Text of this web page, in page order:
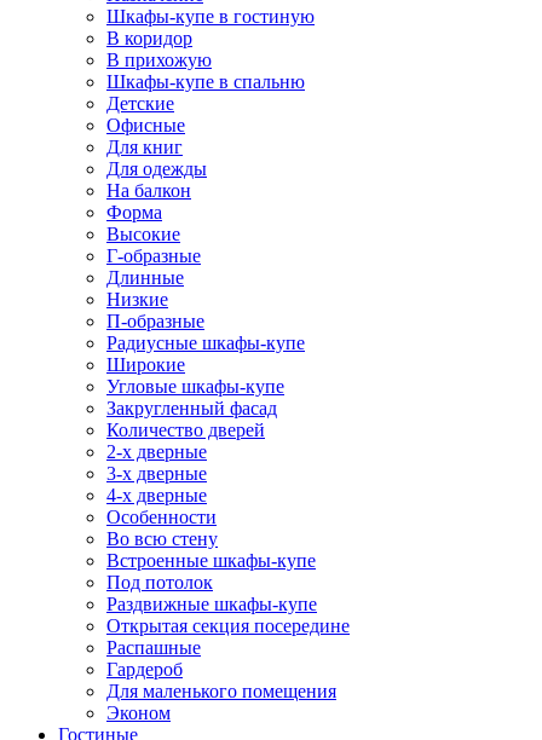
Шкафы-купе в гостиную
В коридор
В прихожую
Шкафы-купе в спальню
Детские
Офисные
Для книг
Для одежды
На балкон
Форма
Высокие
Г-образные
Длинные
Низкие
П-образные
Радиусные шкафы-купе
Широкие
Угловые шкафы-купе
Закругленный фасад
Количество дверей
2-х дверные
3-х дверные
4-х дверные
Особенности
Во всю стену
Встроенные шкафы-купе
Под потолок
Раздвижные шкафы-купе
Открытая секция посередине
Распашные
Гардероб
Для маленького помещения
Эконом
Гостиные